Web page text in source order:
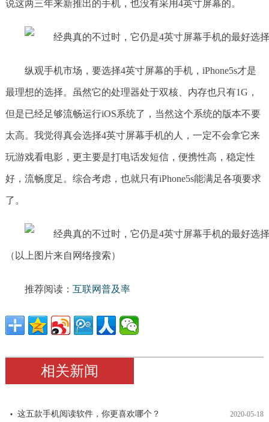
说这两三年来新推出的手机，也没有采用4英寸屏幕的。
纵观手机市场，要选择4英寸屏幕的手机，iPhone5s才是
最理想的选择。虽然它的处理器处于双核、内存也只有1G，
但是已经足够流畅运行iOS系统了，当然这个系统的版本不要
太高。我觉得真会选择4英寸屏幕手机的人，一定不会拿它来
玩游戏看电影，更主要是打电话发短信，便携性高，稳定性
好，流畅度足。综合考虑，也就只有iPhone5s能满足各项要求
了。
（以上图片来自网络搜索）
推荐阅读： 互联网普及率
相关新闻
这五款手机阅读软件，你更喜欢哪个？ 2020-05-18